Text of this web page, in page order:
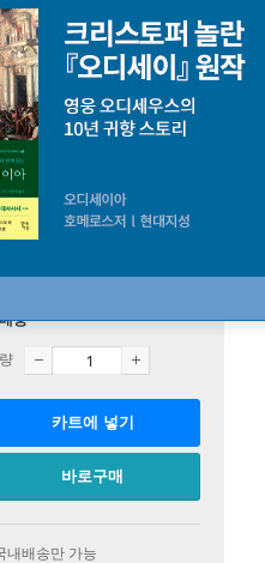
중
카트에 넣기
바로구매
내배송만 가능